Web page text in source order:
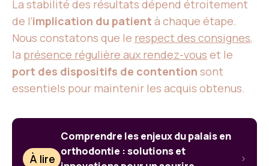
La stabilité des résultats dépend étroitement
de l’implication du patient à chaque étape.
Nous constatons que le respect des consignes,
la présence régulière aux rendez-vous et le
port des dispositifs de contention sont
essentiels pour maintenir les acquis obtenus.
À lire
Comprendre les enjeux du palais en
orthodontie : solutions et